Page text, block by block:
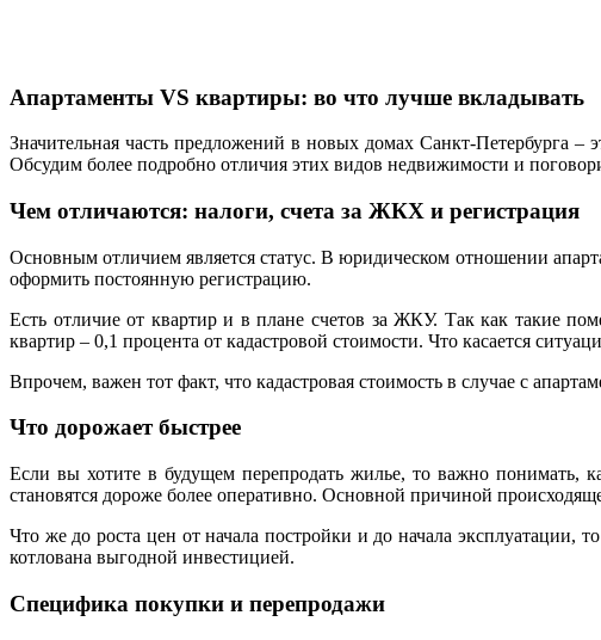
Апартаменты VS квартиры: во что лучше вкладывать
Значительная часть предложений в новых домах Санкт-Петербурга
Обсудим более подробно отличия этих видов недвижимости и
Чем отличаются: налоги, счета за ЖКХ и регистрация
Основным отличием является статус. В юридическом отношении
оформить постоянную регистрацию.
Есть отличие от квартир и в плане счетов за ЖКУ. Так как такие
квартир – 0,1 процента от кадастровой стоимости. Что касается
Впрочем, важен тот факт, что кадастровая стоимость в случае с
Что дорожает быстрее
Если вы хотите в будущем перепродать жилье, то важно понимать,
становятся дороже более оперативно. Основной причиной
Что же до роста цен от начала постройки и до начала эксплуатации,
котлована выгодной инвестицией.
Специфика покупки и перепродажи